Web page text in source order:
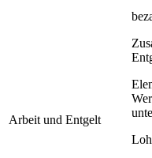
Arbeit und Entgelt